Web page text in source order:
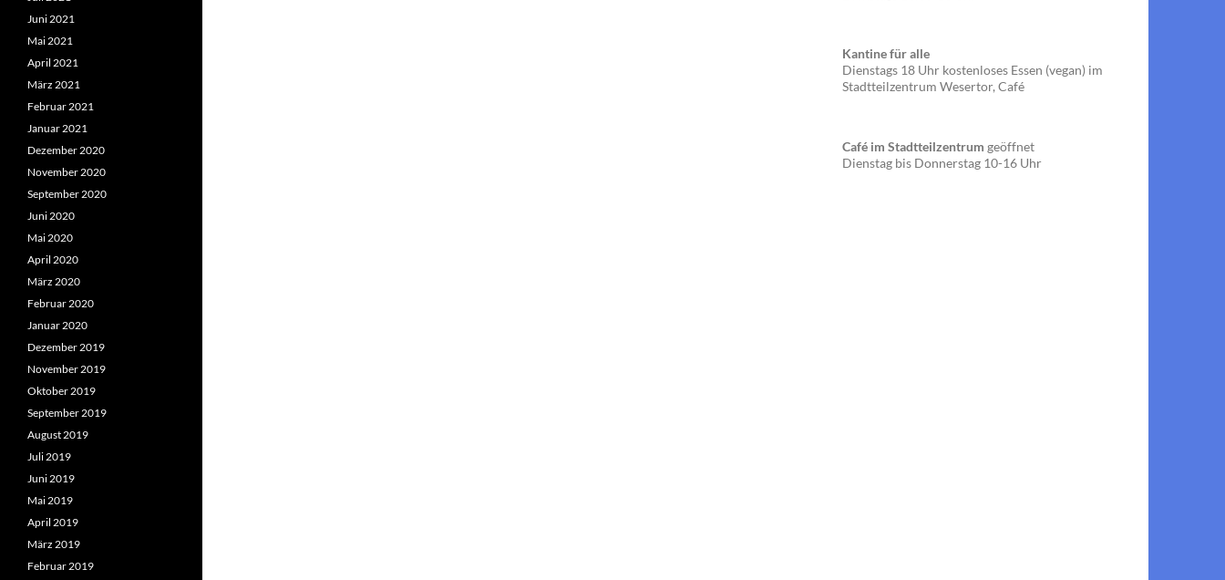
Kantine für alle
Dienstags 18 Uhr kostenloses Essen (vegan) im
Stadtteilzentrum Wesertor, Café
Café im Stadtteilzentrum geöffnet
Dienstag bis Donnerstag 10-16 Uhr
Juni 2021
Mai 2021
April 2021
März 2021
Februar 2021
Januar 2021
Dezember 2020
November 2020
September 2020
Juni 2020
Mai 2020
April 2020
März 2020
Februar 2020
Januar 2020
Dezember 2019
November 2019
Oktober 2019
September 2019
August 2019
Juli 2019
Juni 2019
Mai 2019
April 2019
März 2019
Februar 2019